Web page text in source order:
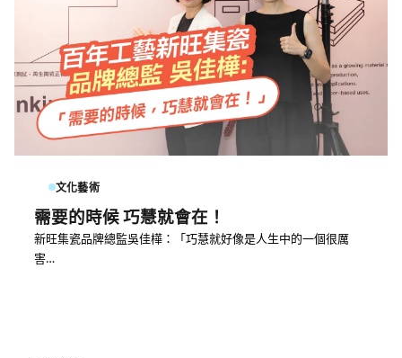
文化藝術
需要的時候 巧慧就會在！
新旺集瓷品牌總監吳佳樺：「巧慧就好像是人生中的一個很厲
害…